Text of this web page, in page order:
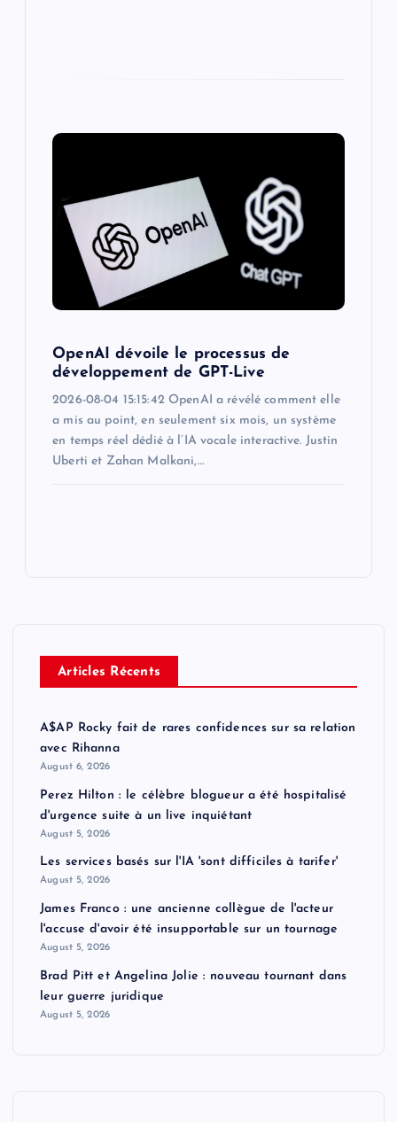
OpenAI dévoile le processus de
développement de GPT-Live
2026-08-04 15:15:42 OpenAI a révélé comment elle
a mis au point, en seulement six mois, un système
en temps réel dédié à l’IA vocale interactive. Justin
Uberti et Zahan Malkani,…
Articles Récents
A$AP Rocky fait de rares confidences sur sa relation
avec Rihanna
August 6, 2026
Perez Hilton : le célèbre blogueur a été hospitalisé
d'urgence suite à un live inquiétant
August 5, 2026
Les services basés sur l'IA 'sont difficiles à tarifer'
August 5, 2026
James Franco : une ancienne collègue de l'acteur
l'accuse d'avoir été insupportable sur un tournage
August 5, 2026
Brad Pitt et Angelina Jolie : nouveau tournant dans
leur guerre juridique
August 5, 2026